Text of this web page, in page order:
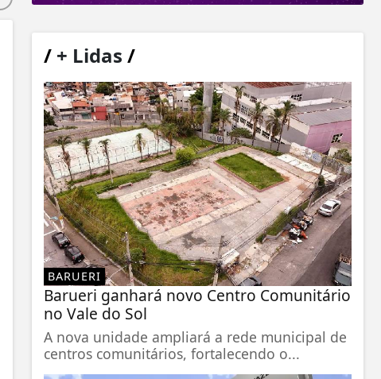
/+ Lidas /
BARUERI
Barueri ganhará novo Centro Comunitário
no Vale do Sol
A nova unidade ampliará a rede municipal de
centros comunitários, fortalecendo o...